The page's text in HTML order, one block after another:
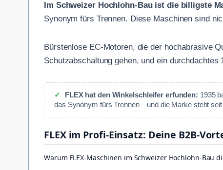
Im Schweizer Hochlohn-Bau ist die billigste
Synonym fürs Trennen. Diese Maschinen sind
Bürstenlose EC-Motoren, die der hochabrasive
Schutzabschaltung gehen, und ein
✓ FLEX hat den Winkelschleifer erfunden: 1935
das Synonym fürs Trennen – und die Marke steht
FLEX im Profi-Einsatz: Deine B2B-
Warum FLEX-Maschinen im Schweizer Hochlohn-